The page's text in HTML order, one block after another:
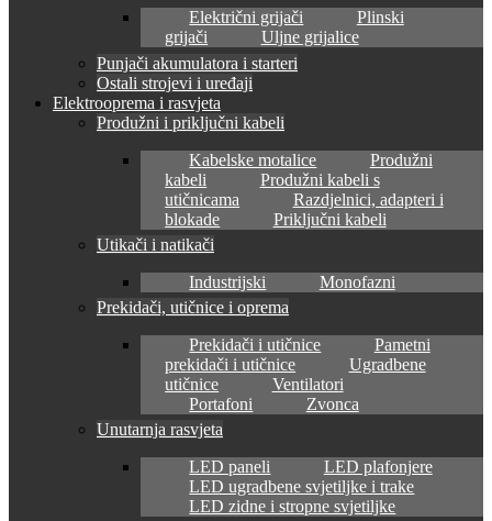
Električni grijači
Plinski
grijači
Uljne grijalice
Punjači akumulatora i starteri
Ostali strojevi i uređaji
Elektrooprema i rasvjeta
Produžni i priključni kabeli
Kabelske motalice
Produžni
kabeli
Produžni kabeli s
utičnicama
Razdjelnici, adapteri i
blokade
Priključni kabeli
Utikači i natikači
Industrijski
Monofazni
Prekidači, utičnice i oprema
Prekidači i utičnice
Pametni
prekidači i utičnice
Ugradbene
utičnice
Ventilatori
Portafoni
Zvonca
Unutarnja rasvjeta
LED paneli
LED plafonjere
LED ugradbene svjetiljke i trake
LED zidne i stropne svjetiljke